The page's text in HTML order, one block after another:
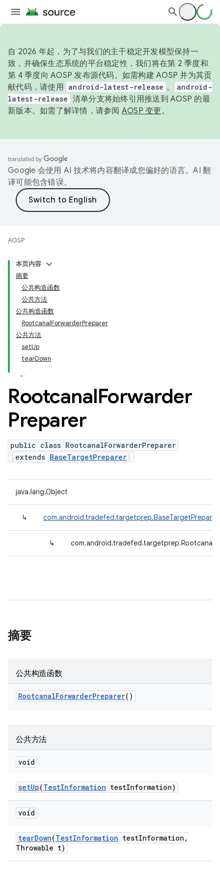
自 2026 年起，为了与我们的主干稳定开发模型保持一
致，并确保生态系统的平台稳定性，我们将在第 2 季度和
第 4 季度向 AOSP 发布源代码。如需构建 AOSP 并为其贡
献代码，请使用 android-latest-release 。
android-
latest-release 清单分支将始终引用推送到 AOSP 的最
新版本。如需了解详情，请参阅 AOSP 变更。
Google 会使用 AI 技术将内容翻译成您偏好的语言。AI 翻
译可能包含错误。
AOSP
本页内容
摘要
公共构造函数
公共方法
公共构造函数
RootcanalForwarderPreparer
公共方法
setUp
tearDown
RootcanalForwarder
Preparer
public class RootcanalForwarderPreparer
extends BaseTargetPreparer
java.lang.Object
↳ com.android.tradefed.targetprep.BaseTargetPreparer
↳
摘要
公共构造函数
RootcanalForwarderPreparer()
公共方法
void
setUp(TestInformation testInformation)
void
tearDown(TestInformation testInformation ,
Throwable t)